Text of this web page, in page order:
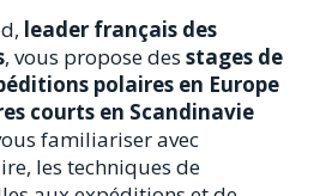
leader français des
, vous propose des stages de
polaires en Europe
courts en Scandinavie
familiariser avec
les techniques de